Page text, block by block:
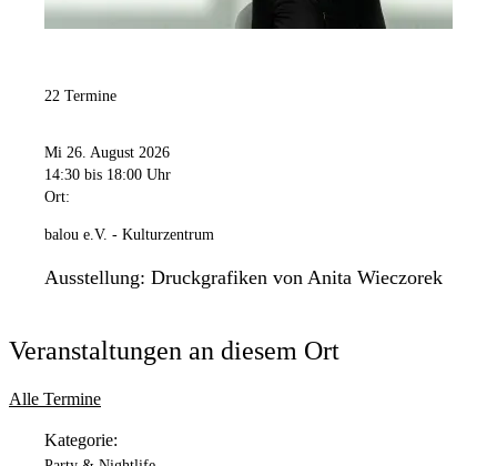
22 Termine
Mi 26. August 2026
14:30 bis 18:00 Uhr
Ort:
balou e.V. - Kulturzentrum
Ausstellung: Druckgrafiken von Anita Wieczorek
Veranstaltungen an diesem Ort
Alle Termine
Kategorie: